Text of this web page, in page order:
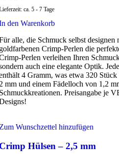
ca. 5 - 7 Tage
den Warenkorb
alle, die Schmuck selbst designen
Crimp-Perlen die
Perlen verleihen Ihren
auch eine elegante Optik.
4 Gramm, was etwa 320
mm und einem Fädelloch von 1,2
Preisangabe je
Wunschzettel hinzufügen
Hülsen – 2,5 mm